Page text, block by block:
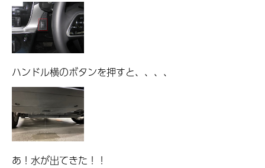
ハンドル横のボタンを押すと、、、、
あ！水が出てきた！！